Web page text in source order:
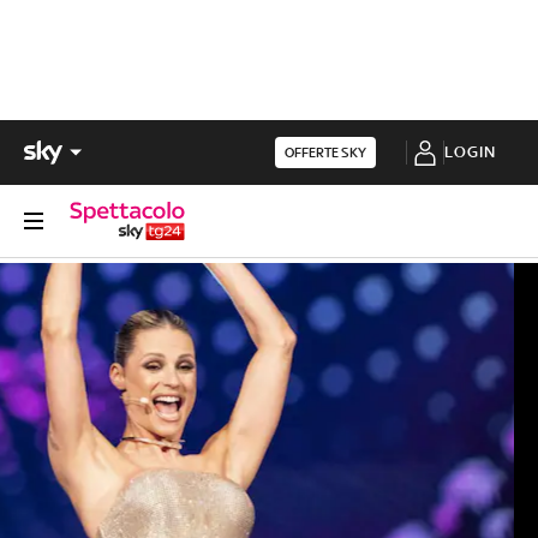
OFFERTE SKY LOGIN